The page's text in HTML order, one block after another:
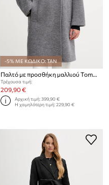
-5% ΜΕ ΚΩΔΙΚΟ: TAN
Παλτό με προσθήκη μαλλιού Tommy Hilfiger
Τρέχουσα τιμή:
209,90 €
Αρχική τιμή:399,90 €
Η χαμηλότερη τιμή:229,90 €